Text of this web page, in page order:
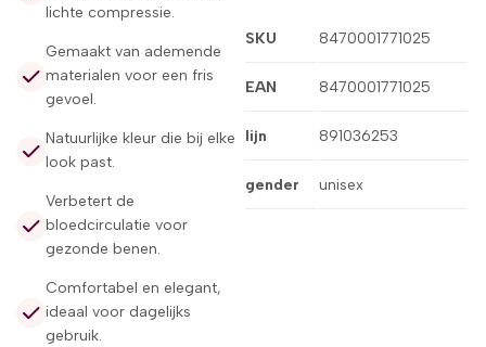
lichte compressie.
Gemaakt van ademende
materialen voor een fris
gevoel.
Natuurlijke kleur die bij elke
look past.
Verbetert de
bloedcirculatie voor
gezonde benen.
Comfortabel en elegant,
ideaal voor dagelijks
gebruik.
SKU 8470001771025
EAN 8470001771025
lijn 891036253
gender unisex